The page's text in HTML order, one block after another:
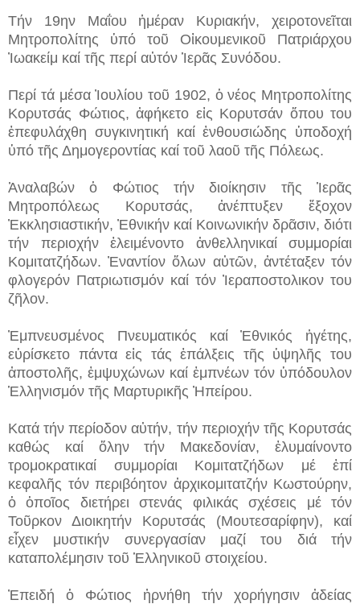
Τήν 19ην Μαΐου ἡμέραν Κυριακήν, χειροτονεῖται
Μητροπολίτης ὑπό τοῦ Οἰκουμενικοῦ Πατριάρχου
Ἰωακείμ καί τῆς περί αὐτόν Ἱερᾶς Συνόδου.
Περί τά μέσα Ἰουλίου τοῦ 1902, ὁ νέος Μητροπολίτης
Κορυτσάς Φώτιος, ἀφήκετο εἰς Κορυτσάν ὅπου του
ἐπεφυλάχθη συγκινητική καί ἐνθουσιώδης ὑποδοχή
ὑπό τῆς Δημογεροντίας καί τοῦ λαοῦ τῆς Πόλεως.
Ἀναλαβών ὁ Φώτιος τήν διοίκησιν τῆς Ἱερᾶς
Μητροπόλεως Κορυτσάς, ἀνέπτυξεν ἔξοχον
Ἐκκλησιαστικήν, Ἐθνικήν καί Κοινωνικήν δρᾶσιν, διότι
τήν περιοχήν ἐλειμένοντο ἀνθελληνικαί συμμορίαι
Κομιτατζήδων. Ἐναντίον ὅλων αὐτῶν, ἀντέταξεν τόν
φλογερόν Πατριωτισμόν καί τόν Ἰεραποστολικον του
ζῆλον.
Ἐμπνευσμένος Πνευματικός καί Ἐθνικός ἡγέτης,
εὑρίσκετο πάντα εἰς τάς ἐπάλξεις τῆς ὑψηλῆς του
ἀποστολῆς, ἐμψυχώνων καί ἐμπνέων τόν ὑπόδουλον
Ἑλληνισμόν τῆς Μαρτυρικῆς Ἠπείρου.
Κατά τήν περίοδον αὐτήν, τήν περιοχήν τῆς Κορυτσάς
καθώς καί ὅλην τήν Μακεδονίαν, ἐλυμαίνοντο
τρομοκρατικαί συμμορίαι Κομιτατζήδων μέ ἐπί
κεφαλῆς τόν περιβόητον ἀρχικομιτατζήν Κωστούρην,
ὁ ὁποῖος διετήρει στενάς φιλικάς σχέσεις μέ τόν
Τοῦρκον Διοικητήν Κορυτσάς (Μουτεσαρίφην), καί
εἶχεν μυστικήν συνεργασίαν μαζί του διά τήν
καταπολέμησιν τοῦ Ἑλληνικοῦ στοιχείου.
Ἐπειδή ὁ Φώτιος ἠρνήθη τήν χορήγησιν ἀδείας